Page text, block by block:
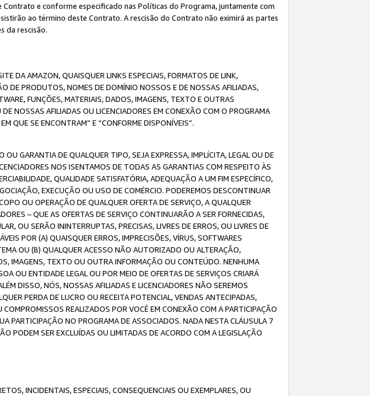
e conforme especificado nas Políticas do Programa, juntamente com
ao término deste Contrato. A rescisão do Contrato não eximirá as partes
da rescisão.
DA AMAZON, QUAISQUER LINKS ESPECIAIS, FORMATOS DE LINK,
DE PRODUTOS, NOMES DE DOMÍNIO NOSSOS E DE NOSSAS AFILIADAS,
FUNÇÕES, MATERIAIS, DADOS, IMAGENS, TEXTO E OUTRAS
NOSSAS AFILIADAS OU LICENCIADORES EM CONEXÃO COM O PROGRAMA
QUE SE ENCONTRAM” E “CONFORME DISPONÍVEIS”.
GARANTIA DE QUALQUER TIPO, SEJA EXPRESSA, IMPLÍCITA, LEGAL OU DE
NOS ISENTAMOS DE TODAS AS GARANTIAS COM RESPEITO ÀS
QUALIDADE SATISFATÓRIA, ADEQUAÇÃO A UM FIM ESPECÍFICO,
EXECUÇÃO OU USO DE COMÉRCIO. PODEREMOS DESCONTINUAR
OU OPERAÇÃO DE QUALQUER OFERTA DE SERVIÇO, A QUALQUER
– QUE AS OFERTAS DE SERVIÇO CONTINUARÃO A SER FORNECIDAS,
OU SERÃO ININTERRUPTAS, PRECISAS, LIVRES DE ERROS, OU LIVRES DE
POR (A) QUAISQUER ERROS, IMPRECISÕES, VÍRUS, SOFTWARES
OU (B) QUALQUER ACESSO NÃO AUTORIZADO OU ALTERAÇÃO,
IMAGENS, TEXTO OU OUTRA INFORMAÇÃO OU CONTEÚDO. NENHUMA
OU ENTIDADE LEGAL OU POR MEIO DE OFERTAS DE SERVIÇOS CRIARÁ
DISSO, NÓS, NOSSAS AFILIADAS E LICENCIADORES NÃO SEREMOS
PERDA DE LUCRO OU RECEITA POTENCIAL, VENDAS ANTECIPADAS,
REALIZADOS POR VOCÊ EM CONEXÃO COM A PARTICIPAÇÃO
PARTICIPAÇÃO NO PROGRAMA DE ASSOCIADOS. NADA NESTA CLÁUSULA 7
PODEM SER EXCLUÍDAS OU LIMITADAS DE ACORDO COM A LEGISLAÇÃO
INCIDENTAIS, ESPECIAIS, CONSEQUENCIAIS OU EXEMPLARES, OU